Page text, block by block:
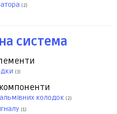
(2)
система
(3)
колодок (2)
(1)